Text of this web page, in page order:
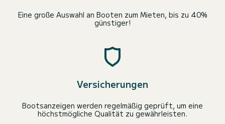
Eine große Auswahl an Booten zum Mieten, bis zu 40%
günstiger!
Versicherungen
Bootsanzeigen werden regelmäßig geprüft, um eine
höchstmögliche Qualität zu gewährleisten.